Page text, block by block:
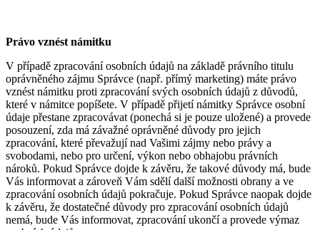
Právo vznést námitku
V případě zpracování osobních údajů na základě právního titulu
oprávněného zájmu Správce (např. přímý marketing) máte právo
vznést námitku proti zpracování svých osobních údajů z důvodů,
které v námitce popíšete. V případě přijetí námitky Správce osobní
údaje přestane zpracovávat (ponechá si je pouze uložené) a provede
posouzení, zda má závažné oprávněné důvody pro jejich
zpracování, které převažují nad Vašimi zájmy nebo právy a
svobodami, nebo pro určení, výkon nebo obhajobu právních
nároků. Pokud Správce dojde k závěru, že takové důvody má, bude
Vás informovat a zároveň Vám sdělí další možnosti obrany a ve
zpracování osobních údajů pokračuje. Pokud Správce naopak dojde
k závěru, že dostatečné důvody pro zpracování osobních údajů
nemá, bude Vás informovat, zpracování ukončí a provede výmaz